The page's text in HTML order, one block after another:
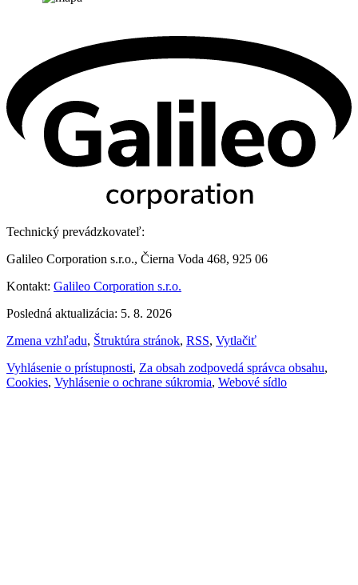
Technický prevádzkovateľ:
Galileo Corporation s.r.o., Čierna Voda 468, 925 06
Kontakt: Galileo Corporation s.r.o.
Posledná aktualizácia: 5. 8. 2026
Zmena vzhľadu, Štruktúra stránok, RSS, Vytlačiť
Vyhlásenie o prístupnosti, Za obsah zodpovedá správca obsahu,
Cookies, Vyhlásenie o ochrane súkromia, Webové sídlo